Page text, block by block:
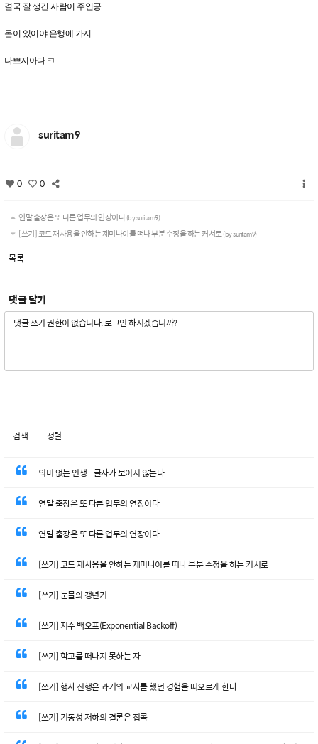
결국 잘 생긴 사람이 주인공
돈이 있어야 은행에 가지
나쁘지아다 ㅋ
suritam9
0 0
연말 출장은 또 다른 업무의 연장이다(by suritam9)
[쓰기] 코드 재사용을 안하는 제미나이를 떠나 부분 수정을 하는 커서로(by suritam9)
목록
댓글 달기
검색 정렬
의미 없는 인생 - 글자가 보이지 않는다
연말 출장은 또 다른 업무의 연장이다
연말 출장은 또 다른 업무의 연장이다
[쓰기] 코드 재사용을 안하는 제미나이를 떠나 부분 수정을 하는 커서로
[쓰기] 눈물의 갱년기
[쓰기] 지수 백오프(Exponential Backoff)
[쓰기] 학교를 떠나지 못하는 자
[쓰기] 행사 진행은 과거의 교사를 했던 경험을 떠오르게 한다
[쓰기] 기동성 저하의 결론은 집콕